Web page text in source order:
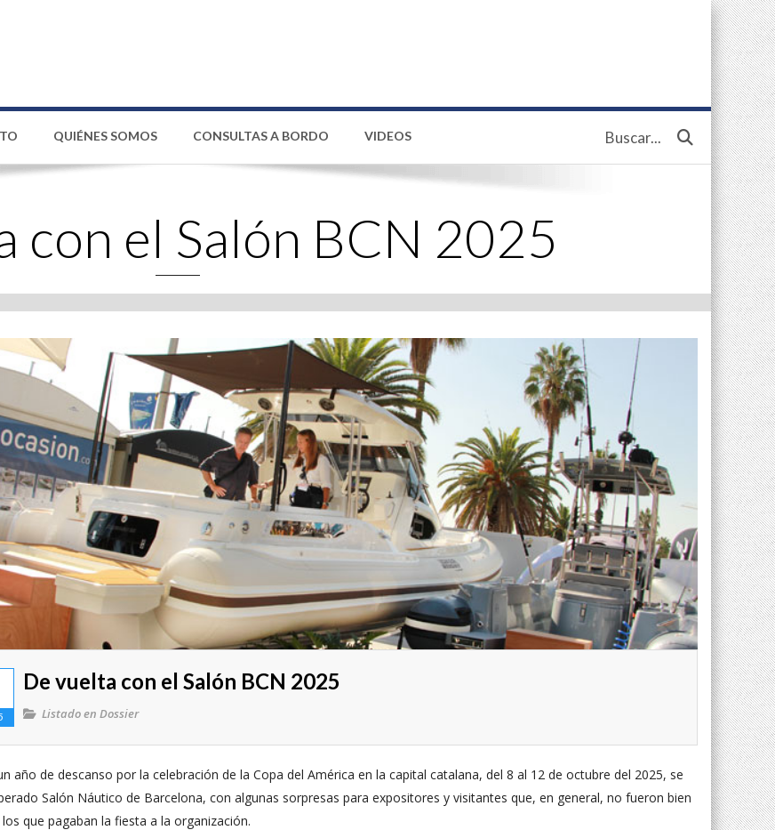
Buscar...
QUIÉNES SOMOS CONSULTAS A BORDO VIDEOS
con el Salón BCN 2025
De vuelta con el Salón BCN 2025
Listado en Dossier
año de descanso por la celebración de la Copa del América en la capital catalana, del 8 al 12 de octubre del 2025, se
Salón Náutico de Barcelona, con algunas sorpresas para expositores y visitantes que, en general, no fueron bien
que pagaban la fiesta a la organización.